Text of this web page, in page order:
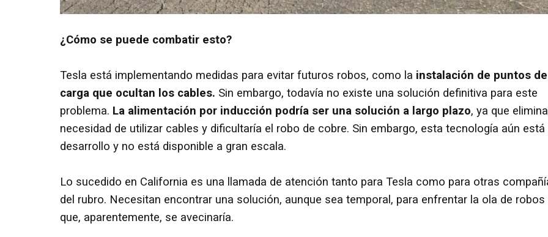
¿Cómo se puede combatir esto?
Tesla está implementando medidas para evitar futuros robos, como la instalación de puntos de
carga que ocultan los cables. Sin embargo, todavía no existe una solución definitiva para este
problema. La alimentación por inducción podría ser una solución a largo plazo, ya que
necesidad de utilizar cables y dificultaría el robo de cobre. Sin embargo, esta tecnología aún está
desarrollo y no está disponible a gran escala.
Lo sucedido en California es una llamada de atención tanto para Tesla como para otras
del rubro. Necesitan encontrar una solución, aunque sea temporal, para enfrentar la ola de robos
que, aparentemente, se avecinaría.